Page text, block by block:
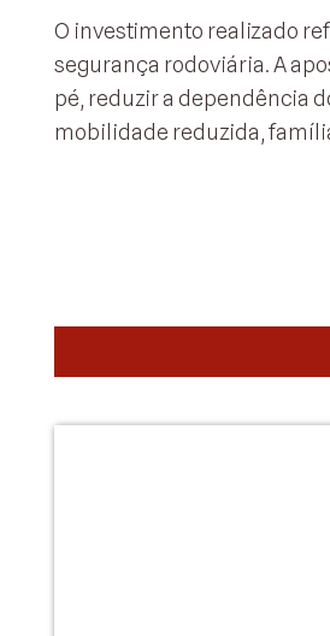
O investimento realizado
segurança rodoviária. A
pé, reduzir a dependência
mobilidade reduzida,